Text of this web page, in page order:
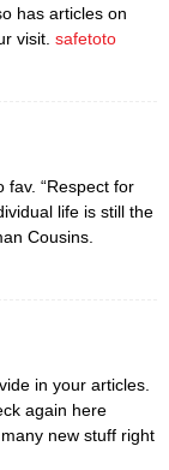
has articles on
visit. safetoto
fav. “Respect for
life is still the
Cousins.
in your articles.
again here
new stuff right